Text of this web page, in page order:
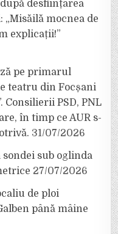
desființarea
mocnea de
explicații!”
pe primarul
teatru din Focșani
Consilierii PSD, PNL
în timp ce AUR s-
31/07/2026
sub oglinda
27/07/2026
de ploi
până mâine